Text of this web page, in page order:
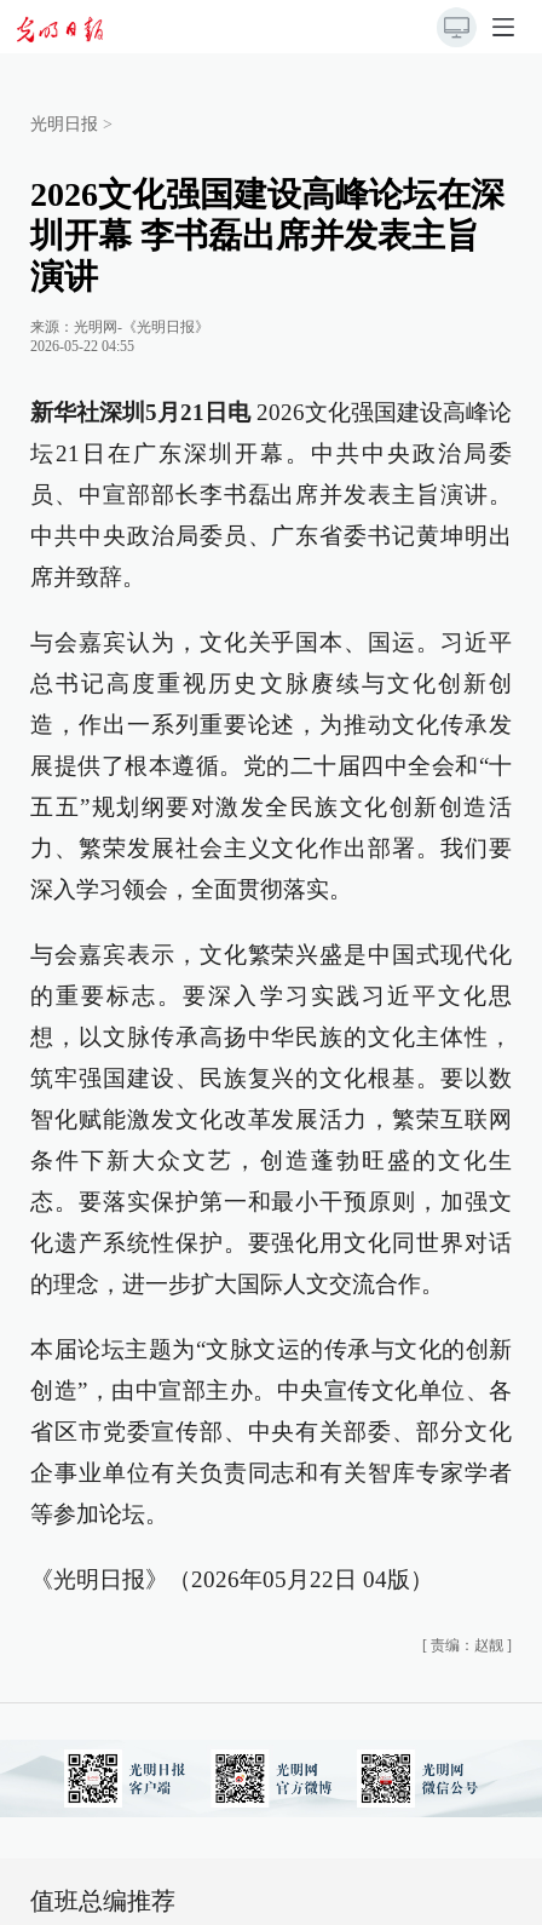
光明日报 >
2026文化强国建设高峰论坛在深
圳开幕 李书磊出席并发表主旨
演讲
来源： 光明网-《光明日报》
2026-05-22 04:55
新华社深圳5月21日电 2026文化强国建设高峰论
坛21日在广东深圳开幕。中共中央政治局委
员、中宣部部长李书磊出席并发表主旨演讲。
中共中央政治局委员、广东省委书记黄坤明出
席并致辞。
与会嘉宾认为，文化关乎国本、国运。习近平
总书记高度重视历史文脉赓续与文化创新创
造，作出一系列重要论述，为推动文化传承发
展提供了根本遵循。党的二十届四中全会和“十
五五”规划纲要对激发全民族文化创新创造活
力、繁荣发展社会主义文化作出部署。我们要
深入学习领会，全面贯彻落实。
与会嘉宾表示，文化繁荣兴盛是中国式现代化
的重要标志。要深入学习实践习近平文化思
想，以文脉传承高扬中华民族的文化主体性，
筑牢强国建设、民族复兴的文化根基。要以数
智化赋能激发文化改革发展活力，繁荣互联网
条件下新大众文艺，创造蓬勃旺盛的文化生
态。要落实保护第一和最小干预原则，加强文
化遗产系统性保护。要强化用文化同世界对话
的理念，进一步扩大国际人文交流合作。
本届论坛主题为“文脉文运的传承与文化的创新
创造”，由中宣部主办。中央宣传文化单位、各
省区市党委宣传部、中央有关部委、部分文化
企事业单位有关负责同志和有关智库专家学者
等参加论坛。
《光明日报》（2026年05月22日 04版）
[ 责编：赵靓 ]
值班总编推荐